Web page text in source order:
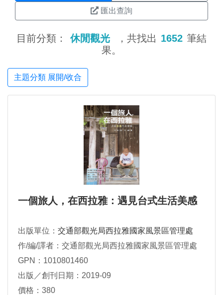
匯出查詢
目前分類： 休閒觀光 ，共找出 1652 筆結
果。
主題分類 展開/收合
一個旅人，在西拉雅：遇見台式生活美感
出版單位： 交通部觀光局西拉雅國家風景區管理處
作/編/譯者：交通部觀光局西拉雅國家風景區管理處
GPN：1010801460
出版／創刊日期：2019-09
價格：380